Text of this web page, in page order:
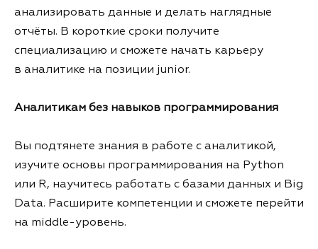
анализировать данные и делать наглядные
отчёты. В короткие сроки получите
специализацию и сможете начать карьеру
в аналитике на позиции junior.
Аналитикам без навыков программирования
Вы подтянете знания в работе с аналитикой,
изучите основы программирования на Python
или R, научитесь работать с базами данных и Big
Data. Расширите компетенции и сможете перейти
на middle-уровень.